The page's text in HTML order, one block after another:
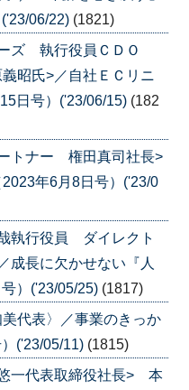
06/22) (1821)
ズ 執行役員ＣＤＯ
昭氏>／自社ＥＣリニ
日号）('23/06/15) (182
トナー 権田真司社長>
年6月8日号）('23/0
執行役員 ダイレクト
成長に欠かせない『人
）('23/05/25) (1817)
代表〉／事業のきっか
('23/05/11) (1815)
一代表取締役社長> 本